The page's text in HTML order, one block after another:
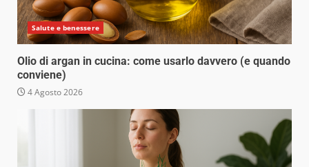
Salute e benessere
Olio di argan in cucina: come usarlo davvero (e quando
conviene)
4 Agosto 2026